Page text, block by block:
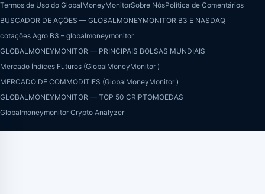
Termos de Uso do GlobalMoneyMonitorSobre NósPolítica de Comentários
BUSCADOR DE AÇÕES — GLOBALMONEYMONITOR B3 E NASDAQ
cotações Agro B3 – globalmoneymonitor
GLOBALMONEYMONITOR — PRINCIPAIS BOLSAS MUNDIAIS
Mercado Índices Futuros (GlobalMoneyMonitor )
MERCADO DE COMMODITIES (GlobalMoneyMonitor )
GLOBALMONEYMONITOR — TOP 50 CRIPTOMOEDAS
Globalmoneymonitor Crypto Analyzer